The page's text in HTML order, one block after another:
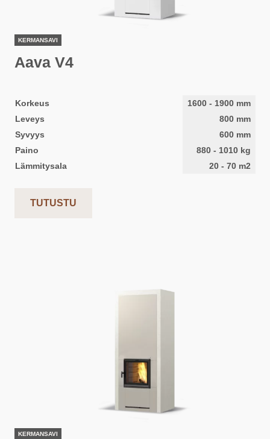
KERMANSAVI
Aava V4
Korkeus 1600 - 1900 mm
Leveys
800 mm
Syvyys
600 mm
Paino
880 - 1010 kg
Lämmitysala
20 - 70 m2
TUTUSTU
KERMANSAVI